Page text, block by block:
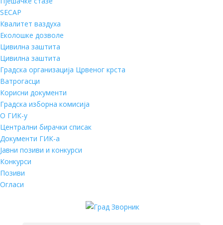
SECAP
Квалитет ваздуха
Еколошке дозволе
Цивилна заштита
Цивилна заштита
Градска организација Црвеног крста
Ватрогасци
Корисни документи
Градска изборна комисија
О ГИК-у
Централни бирачки списак
Документи ГИК-а
Јавни позиви и конкурси
Конкурси
Позиви
Огласи